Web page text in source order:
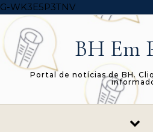
G-WK3E5P3TNVSkip to content
BH Em
Portal de notícias de BH.